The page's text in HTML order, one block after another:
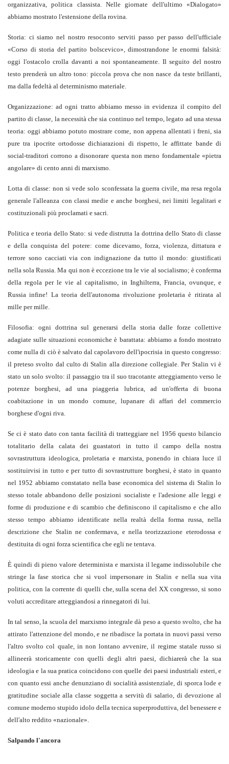
organizzativa, politica classista. Nelle giornate dell'ultimo «Dialogato»
abbiamo mostrato l'estensione della rovina.
Storia: ci siamo nel nostro resoconto serviti passo per passo dell'ufficiale
«Corso di storia del partito bolscevico», dimostrandone le enormi falsità:
oggi l'ostacolo crolla davanti a noi spontaneamente. Il seguito del nostro
testo prenderà un altro tono: piccola prova che non nasce da teste brillanti,
ma dalla fedeltà al determinismo materiale.
Organizzazione: ad ogni tratto abbiamo messo in evidenza il compito del
partito di classe, la necessità che sia continuo nel tempo, legato ad una stessa
teoria: oggi abbiamo potuto mostrare come, non appena allentati i freni, sia
pure tra ipocrite ortodosse dichiarazioni di rispetto, le affittate bande di
social-traditori corrono a disonorare questa non meno fondamentale «pietra
angolare» di cento anni di marxismo.
Lotta di classe: non si vede solo sconfessata la guerra civile, ma resa regola
generale l'alleanza con classi medie e anche borghesi, nei limiti legalitari e
costituzionali più proclamati e sacri.
Politica e teoria dello Stato: si vede distrutta la dottrina dello Stato di classe
e della conquista del potere: come dicevamo, forza, violenza, dittatura e
terrore sono cacciati via con indignazione da tutto il mondo: giustificati
nella sola Russia. Ma qui non è eccezione tra le vie al socialismo; è conferma
della regola per le vie al capitalismo, in Inghilterra, Francia, ovunque, e
Russia infine! La teoria dell'autonoma rivoluzione proletaria è ritirata al
mille per mille.
Filosofia: ogni dottrina sul generarsi della storia dalle forze collettive
adagiate sulle situazioni economiche è barattata: abbiamo a fondo mostrato
come nulla di ciò è salvato dal capolavoro dell'ipocrisia in questo congresso:
il preteso svolto dal culto di Stalin alla direzione collegiale. Per Stalin vi è
stato un solo svolto: il passaggio tra il suo tracotante atteggiamento verso le
potenze borghesi, ad una piaggeria lubrica, ad un'offerta di buona
coabitazione in un mondo comune, lupanare di affari del commercio
borghese d'ogni riva.
Se ci è stato dato con tanta facilità di tratteggiare nel 1956 questo bilancio
totalitario della calata dei guastatori in tutto il campo della nostra
sovrastruttura ideologica, proletaria e marxista, ponendo in chiara luce il
sostituirvisi in tutto e per tutto di sovrastrutture borghesi, è stato in quanto
nel 1952 abbiamo constatato nella base economica del sistema di Stalin lo
stesso totale abbandono delle posizioni socialiste e l'adesione alle leggi e
forme di produzione e di scambio che definiscono il capitalismo e che allo
stesso tempo abbiamo identificate nella realtà della forma russa, nella
descrizione che Stalin ne confermava, e nella teorizzazione eterodossa e
destituita di ogni forza scientifica che egli ne tentava.
È quindi di pieno valore determinista e marxista il legame indissolubile che
stringe la fase storica che si vuol impersonare in Stalin e nella sua vita
politica, con la corrente di quelli che, sulla scena del XX congresso, si sono
voluti accreditare atteggiandosi a rinnegatori di lui.
In tal senso, la scuola del marxismo integrale dà peso a questo svolto, che ha
attirato l'attenzione del mondo, e ne ribadisce la portata in nuovi passi verso
l'altro svolto col quale, in non lontano avvenire, il regime statale russo si
allineerà storicamente con quelli degli altri paesi, dichiarerà che la sua
ideologia e la sua pratica coincidono con quelle dei paesi industriali esteri, e
con quanto essi anche denunziano di socialità assistenziale, di sporca lode e
gratitudine sociale alla classe soggetta a servitù di salario, di devozione al
comune moderno stupido idolo della tecnica superproduttiva, del benessere e
dell'alto reddito «nazionale».
Salpando l'ancora